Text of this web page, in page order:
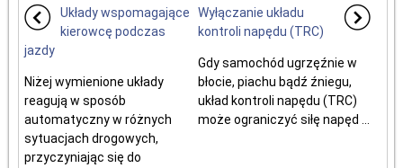
Układy wspomagające
kierowcę podczas
jazdy
Niżej wymienione układy
reagują w sposób
automatyczny w różnych
sytuacjach drogowych,
przyczyniając się do
Wyłączanie układu
kontroli napędu (TRC)
Gdy samochód ugrzęźnie w
błocie, piachu bądź źniegu,
układ kontroli napędu (TRC)
może ograniczyć siłę napęd ...